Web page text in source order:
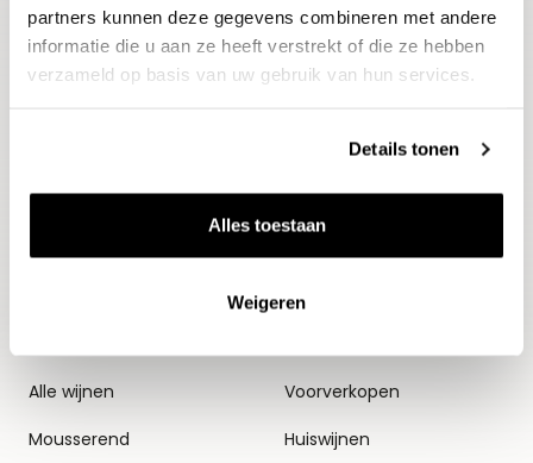
partners kunnen deze gegevens combineren met andere
informatie die u aan ze heeft verstrekt of die ze hebben
verzameld op basis van uw gebruik van hun services.
Details tonen
Alles toestaan
Weigeren
Aanmelden
Alle wijnen
Mousserend
Thema's
Voorverkopen
Huiswijnen